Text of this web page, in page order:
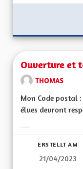
Ouverture et
THOMAS
Mon Code postal
élues devront
ERSTELLT AM
21/04/2023